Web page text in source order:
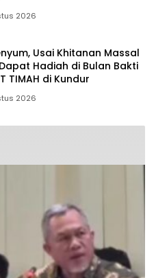
2026
Usai Khitanan Massal
Hadiah di Bulan Bakti
TIMAH di Kundur
2026